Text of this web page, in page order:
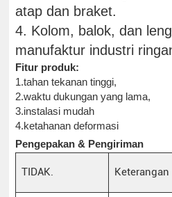
atap dan braket.
4. Kolom, balok, dan
manufaktur industri
Fitur produk:
1.tahan tekanan tinggi,
2.waktu dukungan yang lama,
3.instalasi mudah
4.ketahanan deformasi
Pengepakan & Pengiriman
TIDAK. Keterangan